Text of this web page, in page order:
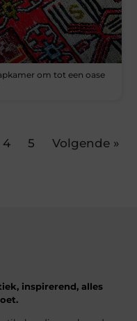
om tot een oase
4 5 Volgende »
inspirerend, alles